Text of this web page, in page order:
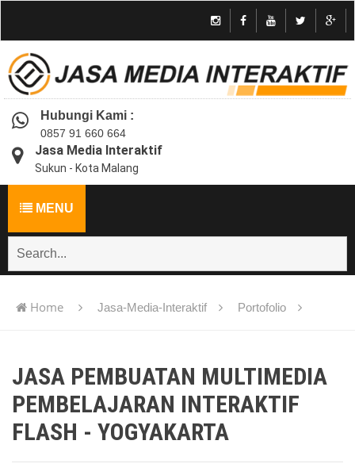
Hubungi Kami :
0857 91 660 664
Jasa Media Interaktif
Sukun - Kota Malang
MENU
Home Jasa-Media-Interaktif Portofolio
JASA PEMBUATAN MULTIMEDIA
PEMBELAJARAN INTERAKTIF
FLASH - YOGYAKARTA